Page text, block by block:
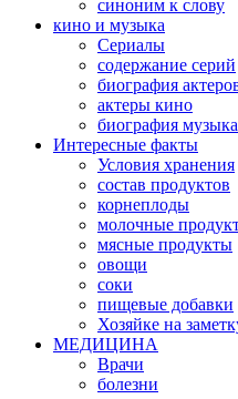
синоним к слову
кино и музыка
Сериалы
содержание серий
биография
актеры кино
биография
Интересные факты
Условия хранения
состав продуктов
корнеплоды
молочные
мясные продукты
овощи
соки
пищевые добавки
Хозяйке на
МЕДИЦИНА
Врачи
болезни